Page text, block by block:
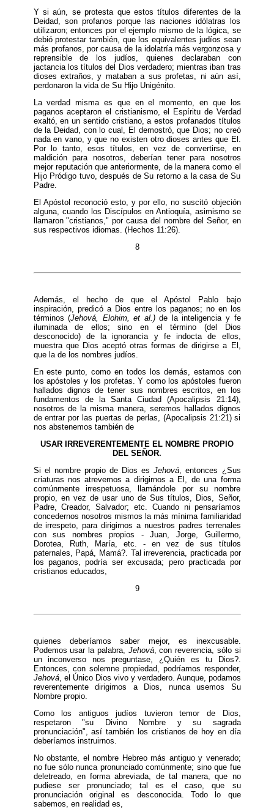
Y si aún, se protesta que estos títulos diferentes de la
Deidad, son profanos porque las naciones idólatras los
utilizaron; entonces por el ejemplo mismo de la lógica, se
debió protestar también, que los equivalentes judíos sean
más profanos, por causa de la idolatría más vergonzosa y
reprensible de los judíos, quienes declaraban con
jactancia los títulos del Dios verdadero; mientras iban tras
dioses extraños, y mataban a sus profetas, ni aún así,
perdonaron la vida de Su Hijo Unigénito.
La verdad misma es que en el momento, en que los
paganos aceptaron el cristianismo, el Espíritu de Verdad
exaltó, en un sentido cristiano, a estos profanados títulos
de la Deidad, con lo cual, El demostró, que Dios; no creó
nada en vano, y que no existen otro dioses antes que El.
Por lo tanto, esos títulos, en vez de convertirse, en
maldición para nosotros, deberían tener para nosotros
mejor reputación que anteriormente, de la manera como el
Hijo Pródigo tuvo, después de Su retorno a la casa de Su
Padre.
El Apóstol reconoció esto, y por ello, no suscitó objeción
alguna, cuando los Discípulos en Antioquía, asimismo se
llamaron "cristianos," por causa del nombre del Señor, en
sus respectivos idiomas. (Hechos 11:26).
8
Además, el hecho de que el Apóstol Pablo bajo
inspiración, predicó a Dios entre los paganos; no en los
términos (Jehová, Elohim, et al.)de la inteligencia y fe
iluminada de ellos; sino en el término (del Dios
desconocido) de la ignorancia y fe indocta de ellos,
muestra que Dios aceptó otras formas de dirigirse a El,
que la de los nombres judíos.
En este punto, como en todos los demás, estamos con
los apóstoles y los profetas. Y como los apóstoles fueron
hallados dignos de tener sus nombres escritos, en los
fundamentos de la Santa Ciudad (Apocalipsis 21:14),
nosotros de la misma manera, seremos hallados dignos
de entrar por las puertas de perlas, (Apocalipsis 21:21) si
nos abstenemos también de
USAR IRREVERENTEMENTE EL NOMBRE PROPIO
DEL SEÑOR.
Si el nombre propio de Dios esJehová , entonces ¿Sus
criaturas nos atrevemos a dirigirnos a El, de una forma
comúnmente irrespetuosa, llamándole por su nombre
propio, en vez de usar uno de Sus títulos, Dios, Señor,
Padre, Creador, Salvador; etc. Cuando ni pensaríamos
concedernos nosotros mismos la más mínima familiaridad
de irrespeto, para dirigirnos a nuestros padres terrenales
con sus nombres propios - Juan, Jorge, Guillermo,
Dorotea, Ruth, María, etc. - en vez de sus títulos
paternales, Papá, Mamá?. Tal irreverencia, practicada por
los paganos, podría ser excusada; pero practicada por
cristianos educados,
9
quienes deberíamos saber mejor, es inexcusable.
Podemos usar la palabra, Jehová, con reverencia, sólo si
un inconverso nos preguntase, ¿Quién es tu Dios?.
Entonces, con solemne propiedad, podríamos responder,
Jehová, el Único Dios vivo y verdadero. Aunque, podamos
reverentemente dirigirnos a Dios, nunca usemos Su
Nombre propio.
Como los antiguos judíos tuvieron temor de Dios,
respetaron "su Divino Nombre y su sagrada
pronunciación", así también los cristianos de hoy en día
deberíamos instruirnos.
No obstante, el nombre Hebreo más antiguo y venerado;
no fue sólo nunca pronunciado comúnmente; sino que fue
deletreado, en forma abreviada, de tal manera, que no
pudiese ser pronunciado; tal es el caso, que su
pronunciación original es desconocida. Todo lo que
sabemos, en realidad es,